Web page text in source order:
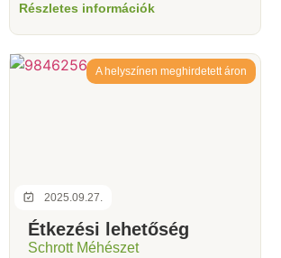
Részletes információk
2025.09.27.
A helyszínen meghirdetett áron
Étkezési lehetőség
Schrott Méhészet